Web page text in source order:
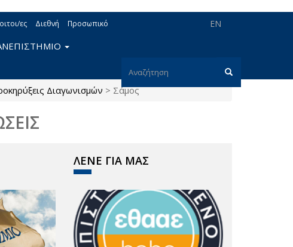
EN
ες Διεθνή Προσωπικό
Φόρμα
αναζήτησης
Αναζήτηση
Διαγωνισμών > Σάμος
ΛΕΝΕ ΓΙΑ ΜΑΣ